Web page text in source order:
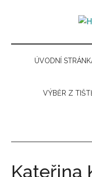
content
menu
sidebar
sidebar
pro
hudebníÚVODNÍ
VÝBĚR Z
Kateřina